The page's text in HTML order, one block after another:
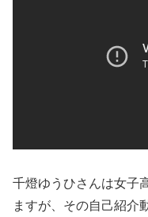
千燈ゆうひさんは女子
ますが、その自己紹介